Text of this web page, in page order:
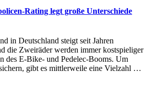
Rating legt große Unterschiede
in Deutschland steigt seit Jahren
die Zweiräder werden immer kostspieliger
des E-Bike- und Pedelec-Booms. Um
gibt es mittlerweile eine Vielzahl …